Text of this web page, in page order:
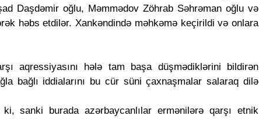
Daşdəmir oğlu, Məmmədov Zöhrab Səhrəman oğlu və
həbs etdilər. Xankəndində məhkəmə keçirildi və onlara
aqressiyasını hələ tam başa düşmədiklərini bildirən
bağlı iddialarını bu cür süni çaxnaşmalar salaraq dilə
sanki burada azərbaycanlılar ermənilərə qarşı etnik